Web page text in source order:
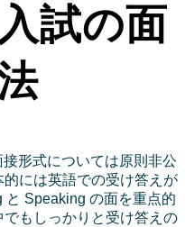
試の面
形式については原則非公
には英語での受け答えが
Speaking の面を重点的
もしっかりと受け答えの